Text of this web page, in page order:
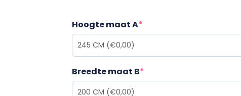
Hoogte maat A*
Breedte maat B*